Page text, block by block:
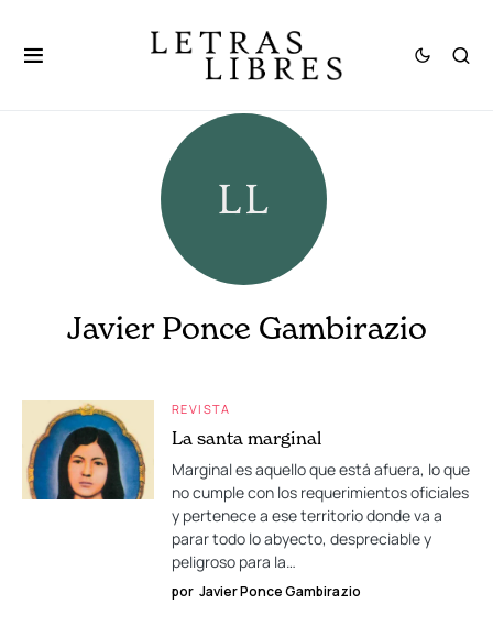
Javier Ponce Gambirazio
REVISTA
La santa marginal
Marginal es aquello que está afuera, lo que
no cumple con los requerimientos oficiales
y pertenece a ese territorio donde va a
parar todo lo abyecto, despreciable y
peligroso para la…
por Javier Ponce Gambirazio